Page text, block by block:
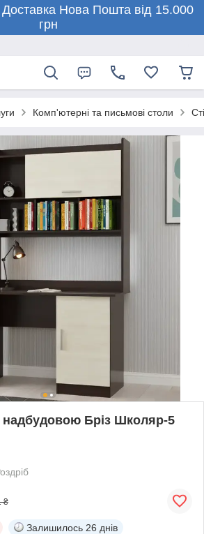
Нова Пошта від 15.000
грн
Комп'ютерні та письмові столи
надбудовою Бріз Школяр-5
₴
Залишилось 26 днів